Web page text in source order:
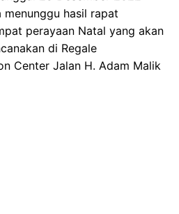
hasil rapat
perayaan Natal yang akan
di Regale
Center Jalan H. Adam Malik